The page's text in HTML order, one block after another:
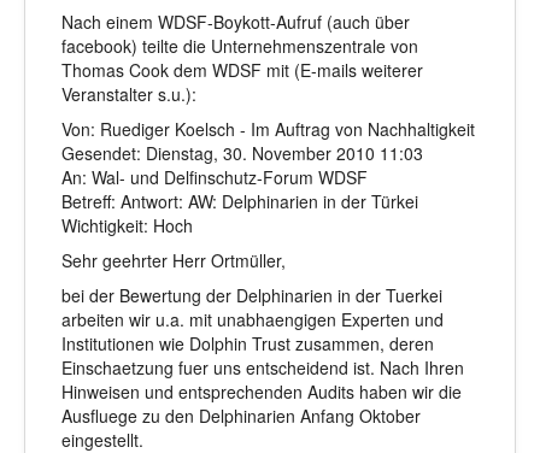
Nach einem WDSF-Boykott-Aufruf (auch über
facebook) teilte die Unternehmenszentrale von
Thomas Cook dem WDSF mit (E-mails weiterer
Veranstalter s.u.):
Von: Ruediger Koelsch - Im Auftrag von Nachhaltigkeit
Gesendet: Dienstag, 30. November 2010 11:03
An: Wal- und Delfinschutz-Forum WDSF
Betreff: Antwort: AW: Delphinarien in der Türkei
Wichtigkeit: Hoch
Sehr geehrter Herr Ortmüller,
bei der Bewertung der Delphinarien in der Tuerkei
arbeiten wir u.a. mit unabhaengigen Experten und
Institutionen wie Dolphin Trust zusammen, deren
Einschaetzung fuer uns entscheidend ist. Nach Ihren
Hinweisen und entsprechenden Audits haben wir die
Ausfluege zu den Delphinarien Anfang Oktober
eingestellt.